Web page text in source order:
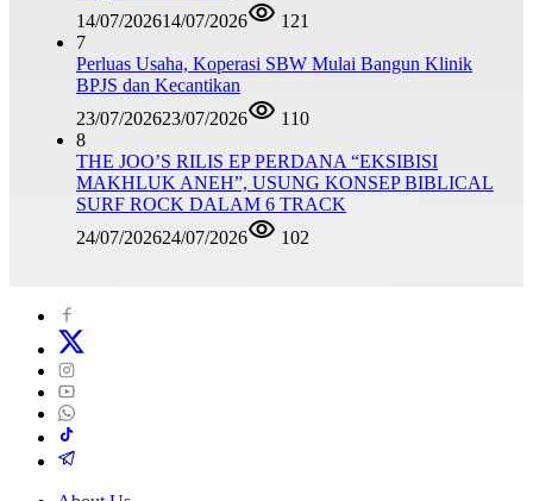
14/07/202614/07/2026
121
7
Perluas Usaha, Koperasi SBW Mulai Bangun Klinik
BPJS dan Kecantikan
23/07/202623/07/2026
110
8
THE JOO’S RILIS EP PERDANA “EKSIBISI
MAKHLUK ANEH”, USUNG KONSEP BIBLICAL
SURF ROCK DALAM 6 TRACK
24/07/202624/07/2026 102